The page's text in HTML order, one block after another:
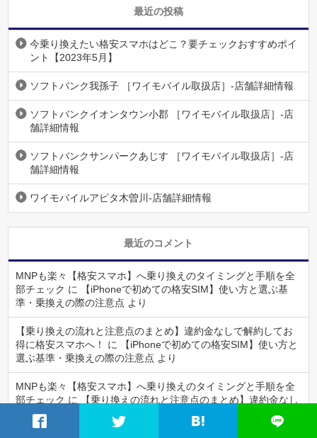
最近の投稿
今乗り換えたい格安スマホはどこ？要チェックおすすめポイ
ント【2023年5月】
ソフトバンク我孫子 ［ワイモバイル取扱店］-店舗詳細情報
ソフトバンクイオンタウン小郡 ［ワイモバイル取扱店］-店
舗詳細情報
ソフトバンクサンパークあじす ［ワイモバイル取扱店］-店
舗詳細情報
ワイモバイルアピタ木曽川-店舗詳細情報
最近のコメント
MNPも楽々【格安スマホ】へ乗り換えのタイミングと手順を全
部チェック に
【iPhoneで初めての格安SIM】使い方と選ぶ基
準・乗換えの際の注意点 より
【乗り換えの流れと注意点のまとめ】違約金なしで解約してお
得に格安スマホへ！
に
【iPhoneで初めての格安SIM】使い方と
選ぶ基準・乗換えの際の注意点 より
MNPも楽々【格安スマホ】へ乗り換えのタイミングと手順を全
部チェック に
【乗り換えの流れと注意点のまとめ】違約金なし
で解約してお得に格安スマホへ！